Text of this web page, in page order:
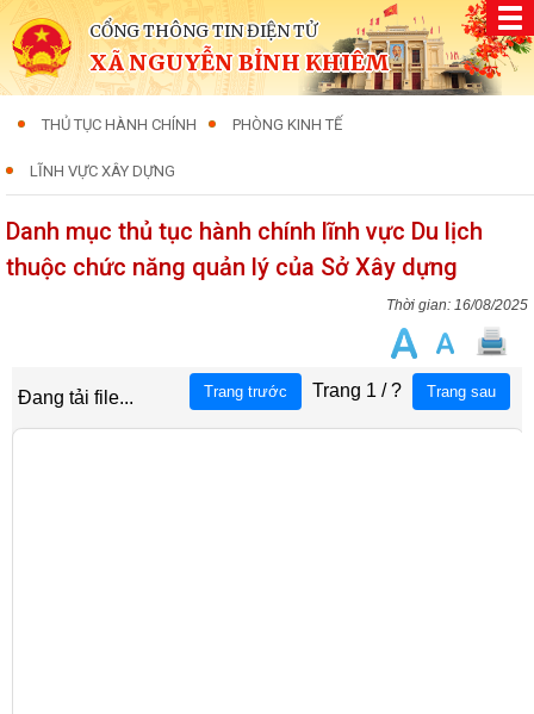
CỔNG THÔNG TIN ĐIỆN TỬ
XÃ NGUYỄN BỈNH KHIÊM
THỦ TỤC HÀNH CHÍNH PHÒNG KINH TẾ
LĨNH VỰC XÂY DỰNG
Danh mục thủ tục hành chính lĩnh vực Du lịch
thuộc chức năng quản lý của Sở Xây dựng
16/08/2025